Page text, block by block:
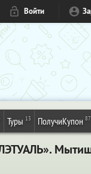
Войти
Туры 13 ПолучиКупон 87